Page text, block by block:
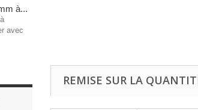
à...
avec
REMISE SUR LA